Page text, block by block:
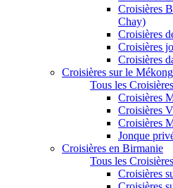
Croisières
Chay)
Croisières
Croisières
Croisières
Croisières sur le Mékong
Tous les
Croisières
Croisières
Croisières
Jonque
Croisières en Birmanie
Tous les
Croisières